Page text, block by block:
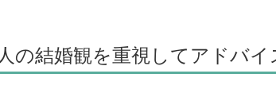
の結婚観を重視してアドバイ